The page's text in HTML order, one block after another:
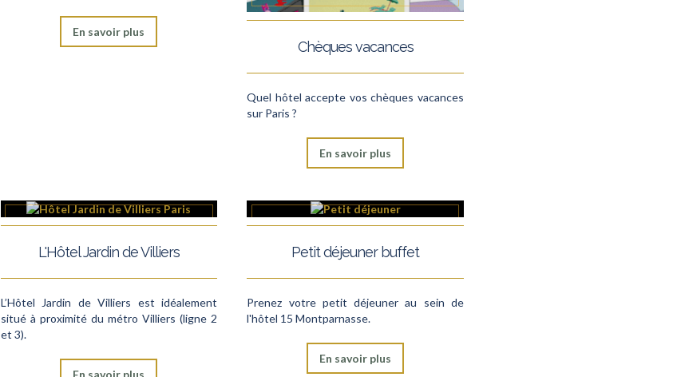
En savoir plus
Chèques vacances
Quel hôtel accepte vos chèques vacances
sur Paris ?
En savoir plus
L'Hôtel Jardin de Villiers
L’Hôtel Jardin de Villiers est idéalement
situé à proximité du métro Villiers (ligne 2
et 3).
Petit déjeuner buffet
Prenez votre petit déjeuner au sein de
l'hôtel 15 Montparnasse.
En savoir plus